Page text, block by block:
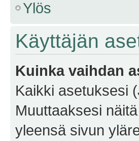
Ylös
Käyttäjän
Kuinka vaihdan
Kaikki asetuksesi
Muuttaaksesi
yleensä sivun